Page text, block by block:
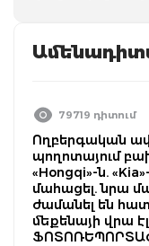
79719 դիտում
Ողբերգական
պողոտայում
«Hongqi»-ն.
մահացել. նրա
ժամանել են
մեքենայի վրա